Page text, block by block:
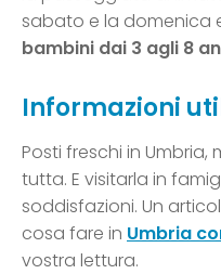
sabato e la domenica
bambini dai 3 agli 8
Informazioni
Posti freschi in Umbria,
tutta. E visitarla in
soddisfazioni. Un
cosa fare in Umbria
vostra lettura.